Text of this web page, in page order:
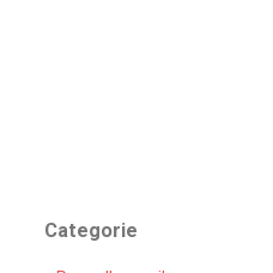
Categorie